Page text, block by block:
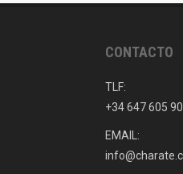
CONTACTO
TLF:
+34 647 605
EMAIL: